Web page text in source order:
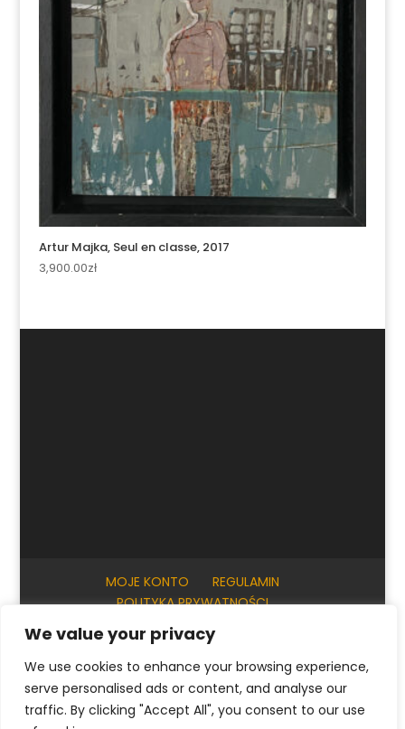
We value your privacy
We use cookies to enhance your browsing experience,
serve personalised ads or content, and analyse our
traffic. By clicking "Accept All", you consent to our use
Artur Majka, Seul en classe, 2017
3,900.00zł
MOJE KONTO
REGULAMIN
POLITYKA PRYWATNOŚCI
INFORMACJE PRAKTYCZNE
© ArtKrak Auction House 2023